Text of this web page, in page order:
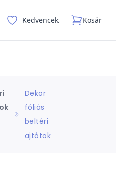
Kedvencek Kosár
Dekor
fóliás
beltéri
ajtótok